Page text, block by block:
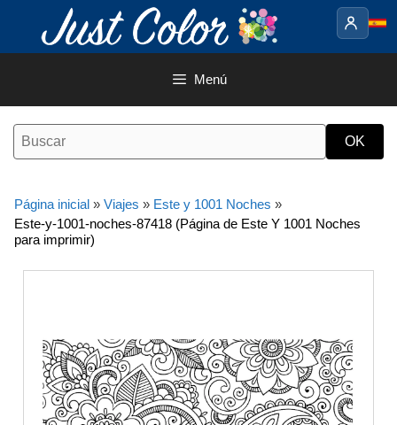
contenido
Menú
Página inicial » Viajes » Este y 1001 Noches »
Este-y-1001-noches-87418 (Página de Este Y 1001 Noches
para imprimir)